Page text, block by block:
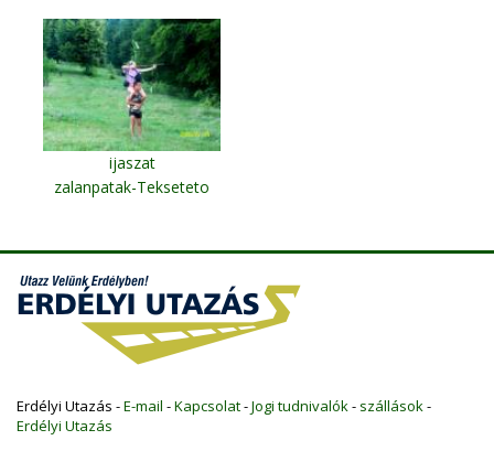
ijaszat
zalanpatak-Tekseteto
Erdélyi Utazás -E-mail -Kapcsolat-Jogi tudnivalók- szállások-
Erdélyi Utazás